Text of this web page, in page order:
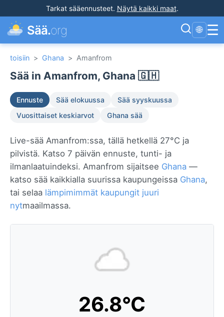
Tarkat sääennusteet. Näytä kaikki maat.
Sää.org 🌐 ☰
toisiin > Ghana > Amanfrom
Sää in Amanfrom, Ghana 🇬🇭
Ennuste Sää elokuussa
Sää syyskuussa
Vuosittaiset keskiarvot
Ghana sää
Live-sää Amanfrom:ssa, tällä hetkellä 27°C ja
pilvistä. Katso 7 päivän ennuste, tunti- ja
ilmanlaatuindeksi. Amanfrom sijaitsee Ghana —
katso sää kaikkialla suurissa kaupungeissa Ghana,
tai selaa lämpimimmät kaupungit juuri
nytmaailmassa.
26.8°C